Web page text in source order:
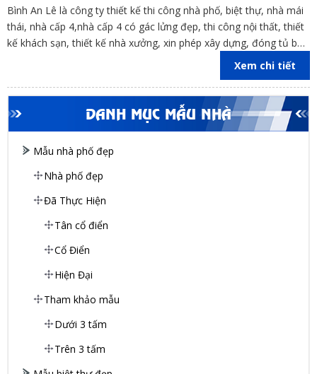
DANH MỤC MẪU NHÀ
Mẫu nhà phố đẹp
Nhà phố đẹp
Đã Thực Hiện
Tân cổ điển
Cổ Điển
Hiện Đại
Tham khảo mẫu
Dưới 3 tấm
Trên 3 tấm
Bình An Lê là công ty thiết kế thi công nhà phố, biệt thự, nhà mái
thái, nhà cấp 4,nhà cấp 4 có gác lửng đẹp, thi công nội thất, thiết
kế khách sạn, thiết kế nhà xưởng, xin phép xây dựng, đóng tủ bếp
trên địa bàn các tỉnh Đồng Nai, Bình Dương, TP Hồ Chí Minh,
Xem chi tiết